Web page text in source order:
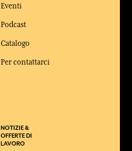
Eventi
Podcast
Catalogo
Per contattarci
NOTIZIE &
OFFERTE DI
LAVORO